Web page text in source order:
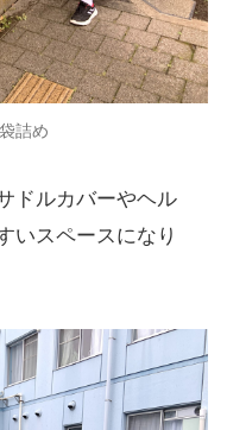
詰め
ドルカバーやヘル
いスペースになり